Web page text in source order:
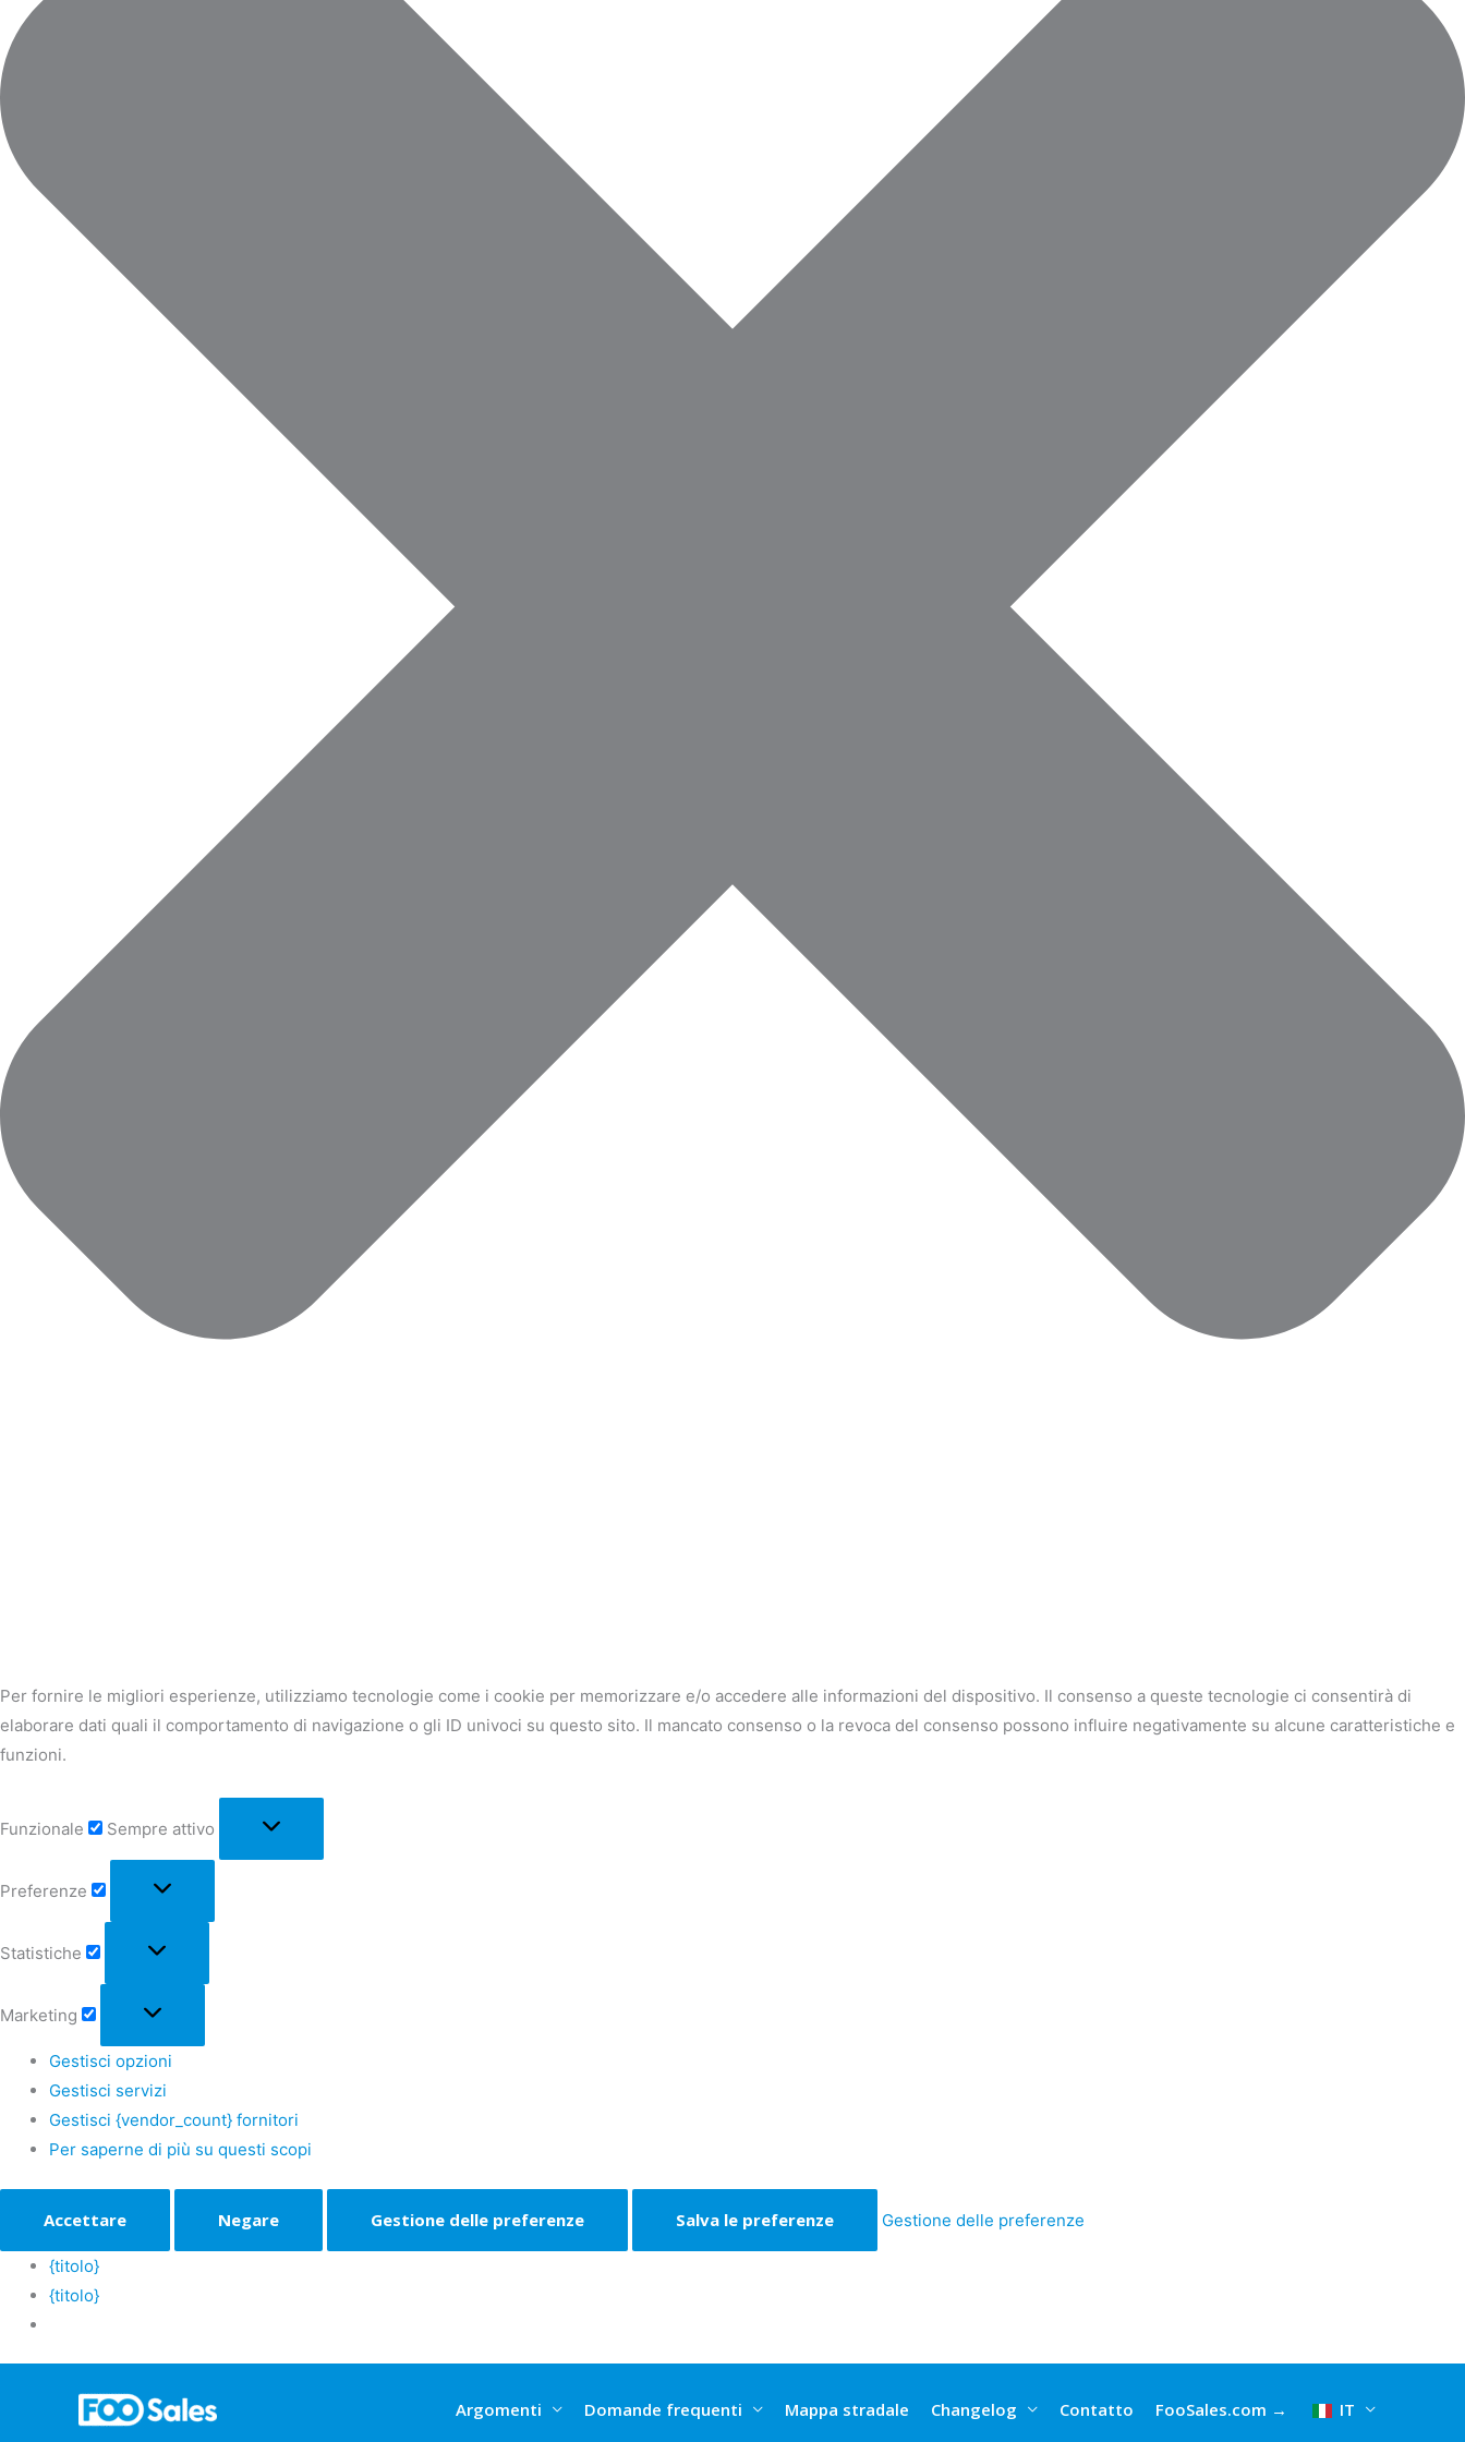
Per fornire le migliori esperienze, utilizziamo tecnologie come i cookie per memorizzare e/o accedere alle informazioni del dispositivo. Il consenso a queste tecnologie ci consentirà di
elaborare dati quali il comportamento di navigazione o gli ID univoci su questo sito. Il mancato consenso o la revoca del consenso possono influire negativamente su alcune caratteristiche e
funzioni.
Funzionale Sempre attivo
Preferenze
Statistiche
Marketing
Gestisci opzioni
Gestisci servizi
Gestisci {vendor_count} fornitori
Per saperne di più su questi scopi
Accettare Negare Gestione delle preferenze Salva le preferenze Gestione delle preferenze
{titolo}
{titolo}
Argomenti Domande frequenti Mappa stradale Changelog Contatto FooSales.com → IT